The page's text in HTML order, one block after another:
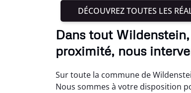
DÉCOUVREZ TOUTES LES
Dans tout
proximité, nous
Sur toute la commune de
Nous sommes à votre disposition